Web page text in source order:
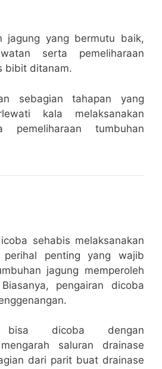
jagung yang bermutu baik,
serta pemeliharaan
bibit ditanam.
sebagian tahapan yang
kala melaksanakan
pemeliharaan tumbuhan
sehabis melaksanakan
perihal penting yang wajib
jagung memperoleh
pengairan dicoba
bisa dicoba dengan
saluran drainase
dari parit buat drainase